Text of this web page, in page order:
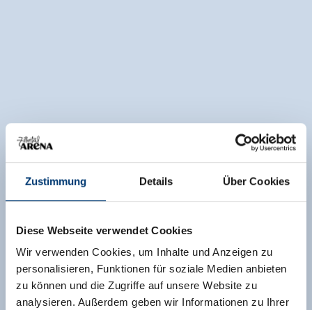
Zustimmung Details Über Cookies
Diese Webseite verwendet Cookies
Wir verwenden Cookies, um Inhalte und Anzeigen zu
personalisieren, Funktionen für soziale Medien anbieten
zu können und die Zugriffe auf unsere Website zu
analysieren. Außerdem geben wir Informationen zu Ihrer